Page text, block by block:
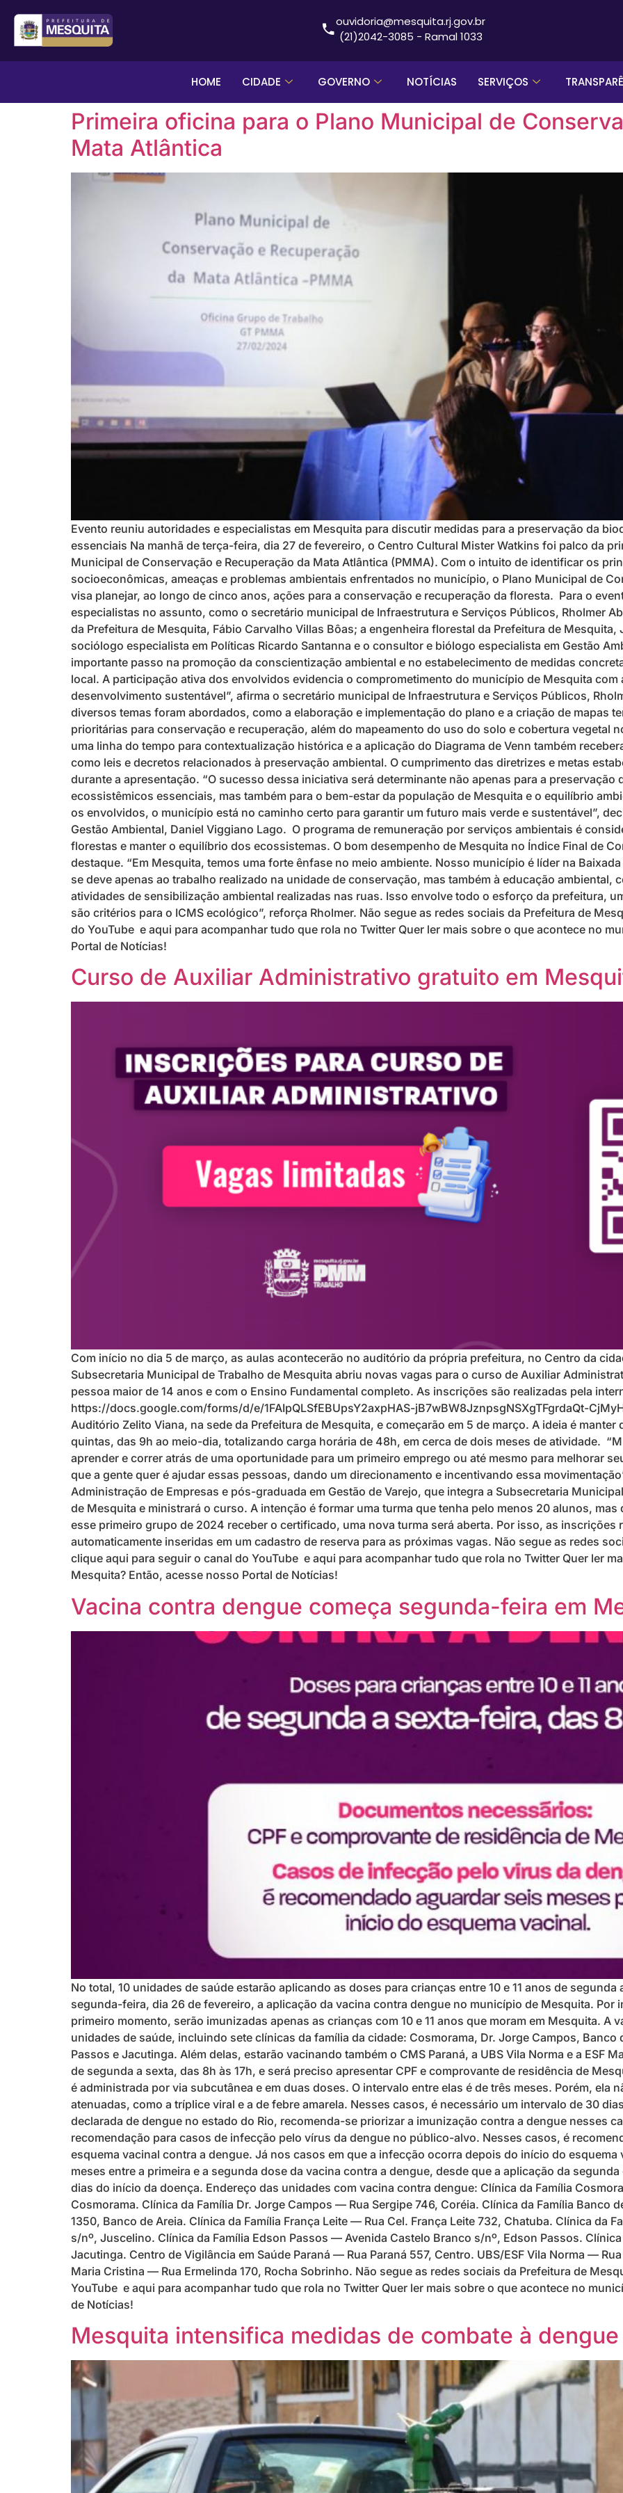
ouvidoria@mesquita.rj.gov.br
(21)2042-3085 - Ramal 1033
HOME CIDADE GOVERNO NOTÍCIAS SERVIÇOS
Primeira oficina para o Plano Municipal de
Mata Atlântica
Evento reuniu autoridades e especialistas em Mesquita para discutir medidas para a preservação da
essenciais Na manhã de terça-feira, dia 27 de fevereiro, o Centro Cultural Mister Watkins foi palco da
Municipal de Conservação e Recuperação da Mata Atlântica (PMMA). Com o intuito de identificar os
socioeconômicas, ameaças e problemas ambientais enfrentados no município, o Plano Municipal de
visa planejar, ao longo de cinco anos, ações para a conservação e recuperação da floresta. Para o
especialistas no assunto, como o secretário municipal de Infraestrutura e Serviços Públicos, Rholmer
da Prefeitura de Mesquita, Fábio Carvalho Villas Bôas; a engenheira florestal da Prefeitura de
sociólogo especialista em Políticas Ricardo Santanna e o consultor e biólogo especialista em Gestão
importante passo na promoção da conscientização ambiental e no estabelecimento de medidas
local. A participação ativa dos envolvidos evidencia o comprometimento do município de Mesquita com
desenvolvimento sustentável”, afirma o secretário municipal de Infraestrutura e Serviços Públicos,
diversos temas foram abordados, como a elaboração e implementação do plano e a criação de mapas
prioritárias para conservação e recuperação, além do mapeamento do uso do solo e cobertura vegetal
uma linha do tempo para contextualização histórica e a aplicação do Diagrama de Venn também
como leis e decretos relacionados à preservação ambiental. O cumprimento das diretrizes e metas
durante a apresentação. “O sucesso dessa iniciativa será determinante não apenas para a
ecossistêmicos essenciais, mas também para o bem-estar da população de Mesquita e o equilíbrio
os envolvidos, o município está no caminho certo para garantir um futuro mais verde e sustentável”,
Gestão Ambiental, Daniel Viggiano Lago. O programa de remuneração por serviços ambientais é
florestas e manter o equilíbrio dos ecossistemas. O bom desempenho de Mesquita no Índice Final de
destaque. “Em Mesquita, temos uma forte ênfase no meio ambiente. Nosso município é líder na
se deve apenas ao trabalho realizado na unidade de conservação, mas também à educação ambiental,
atividades de sensibilização ambiental realizadas nas ruas. Isso envolve todo o esforço da prefeitura,
são critérios para o ICMS ecológico”, reforça Rholmer. Não segue as redes sociais da Prefeitura de
do YouTube e aqui para acompanhar tudo que rola no Twitter Quer ler mais sobre o que acontece no
Portal de Notícias!
Curso de Auxiliar Administrativo gratuito em
Com início no dia 5 de março, as aulas acontecerão no auditório da própria prefeitura, no Centro da
Subsecretaria Municipal de Trabalho de Mesquita abriu novas vagas para o curso de Auxiliar
pessoa maior de 14 anos e com o Ensino Fundamental completo. As inscrições são realizadas pela
https://docs.google.com/forms/d/e/1FAIpQLSfEBUpsY2axpHAS-jB7wBW8JznpsgNSXgTFgrdaQt-
Auditório Zelito Viana, na sede da Prefeitura de Mesquita, e começarão em 5 de março. A ideia é
quintas, das 9h ao meio-dia, totalizando carga horária de 48h, em cerca de dois meses de atividade.
aprender e correr atrás de uma oportunidade para um primeiro emprego ou até mesmo para melhorar
que a gente quer é ajudar essas pessoas, dando um direcionamento e incentivando essa
Administração de Empresas e pós-graduada em Gestão de Varejo, que integra a Subsecretaria
de Mesquita e ministrará o curso. A intenção é formar uma turma que tenha pelo menos 20 alunos,
esse primeiro grupo de 2024 receber o certificado, uma nova turma será aberta. Por isso, as inscrições
automaticamente inseridas em um cadastro de reserva para as próximas vagas. Não segue as redes
clique aqui para seguir o canal do YouTube e aqui para acompanhar tudo que rola no Twitter Quer ler
Mesquita? Então, acesse nosso Portal de Notícias!
Vacina contra dengue começa segunda-feira em
No total, 10 unidades de saúde estarão aplicando as doses para crianças entre 10 e 11 anos de
segunda-feira, dia 26 de fevereiro, a aplicação da vacina contra dengue no município de Mesquita. Por
primeiro momento, serão imunizadas apenas as crianças com 10 e 11 anos que moram em Mesquita. A
unidades de saúde, incluindo sete clínicas da família da cidade: Cosmorama, Dr. Jorge Campos, Banco
Passos e Jacutinga. Além delas, estarão vacinando também o CMS Paraná, a UBS Vila Norma e a ESF
de segunda a sexta, das 8h às 17h, e será preciso apresentar CPF e comprovante de residência de
é administrada por via subcutânea e em duas doses. O intervalo entre elas é de três meses. Porém, ela
atenuadas, como a tríplice viral e a de febre amarela. Nesses casos, é necessário um intervalo de 30
declarada de dengue no estado do Rio, recomenda-se priorizar a imunização contra a dengue nesses
recomendação para casos de infecção pelo vírus da dengue no público-alvo. Nesses casos, é
esquema vacinal contra a dengue. Já nos casos em que a infecção ocorra depois do início do
meses entre a primeira e a segunda dose da vacina contra a dengue, desde que a aplicação da
dias do início da doença. Endereço das unidades com vacina contra dengue: Clínica da Família
Cosmorama. Clínica da Família Dr. Jorge Campos — Rua Sergipe 746, Coréia. Clínica da Família Banco
1350, Banco de Areia. Clínica da Família França Leite — Rua Cel. França Leite 732, Chatuba. Clínica da
s/nº, Juscelino. Clínica da Família Edson Passos — Avenida Castelo Branco s/nº, Edson Passos.
Jacutinga. Centro de Vigilância em Saúde Paraná — Rua Paraná 557, Centro. UBS/ESF Vila Norma —
Maria Cristina — Rua Ermelinda 170, Rocha Sobrinho. Não segue as redes sociais da Prefeitura de
YouTube e aqui para acompanhar tudo que rola no Twitter Quer ler mais sobre o que acontece no
de Notícias!
Mesquita intensifica medidas de combate à dengue